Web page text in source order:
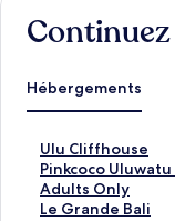
Hébergements
Ulu Cliffhouse
L
i
e
n
Pinkcoco
Adults Only
L
i
e
Le Grande Bali
L